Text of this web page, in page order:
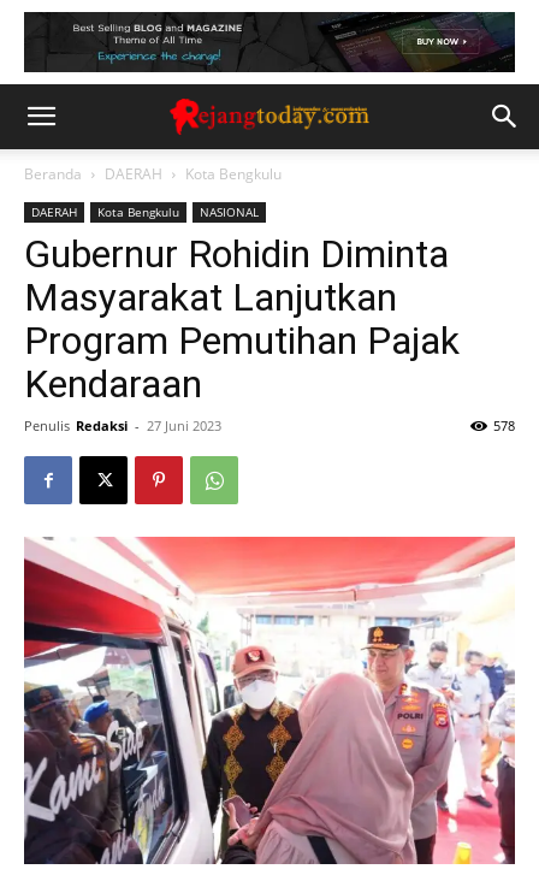
Beranda DAERAH Kota Bengkulu
DAERAH Kota Bengkulu NASIONAL
Gubernur Rohidin Diminta
Masyarakat Lanjutkan
Program Pemutihan Pajak
Kendaraan
Penulis Redaksi - 27 Juni 2023 578